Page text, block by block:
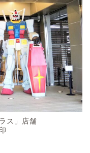
ス」店舗